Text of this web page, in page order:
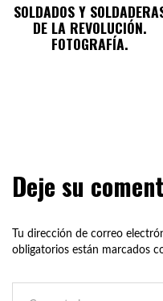
SOLDADOS Y
DE LA REVOLUCIÓN.
FOTOGRAFÍA.
Deje su
Tu dirección de correo
obligatorios están marcados